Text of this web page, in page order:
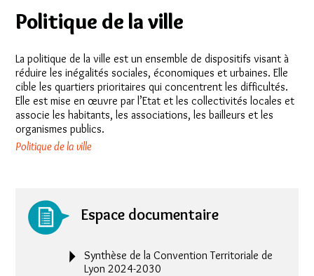
Politique de la ville
La politique de la ville est un ensemble de dispositifs visant à
réduire les inégalités sociales, économiques et urbaines. Elle
cible les quartiers prioritaires qui concentrent les difficultés.
Elle est mise en œuvre par l’Etat et les collectivités locales et
associe les habitants, les associations, les bailleurs et les
organismes publics.
Politique de la ville
Espace documentaire
Synthèse de la Convention Territoriale de
Lyon 2024-2030